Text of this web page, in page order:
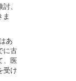
、
あ
に古
、医
受け